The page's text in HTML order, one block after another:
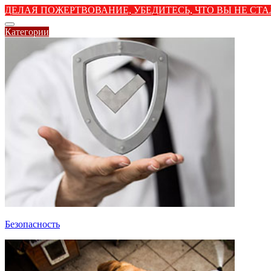
ДЕЛАЯ ПОЖЕРТВОВАНИЕ, УБЕДИТЕСЬ, ЧТО ВЫ НЕ
Категории
Безопасность